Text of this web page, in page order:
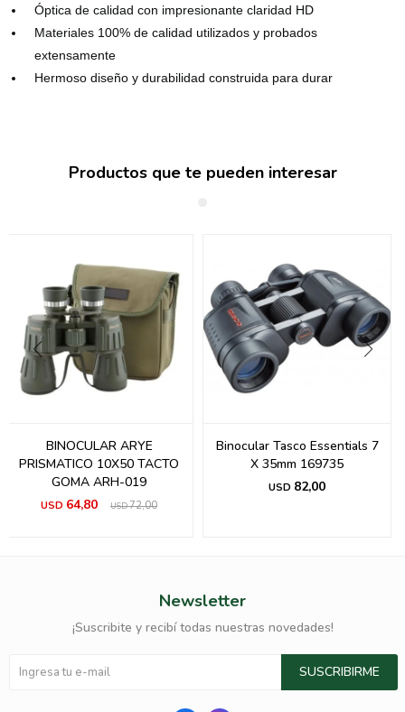
Óptica de calidad con impresionante claridad HD
Materiales 100% de calidad utilizados y probados
extensamente
Hermoso diseño y durabilidad construida para durar
Productos que te pueden interesar
BINOCULAR ARYE
PRISMATICO 10X50 TACTO
GOMA ARH-019
USD 64,80 USD72,00
Binocular Tasco Essentials 7
X 35mm 169735
USD 82,00
Newsletter
¡Suscribite y recibí todas nuestras novedades!
SUSCRIBIRME